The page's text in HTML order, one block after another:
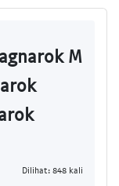
M
Dilihat: 848 kali